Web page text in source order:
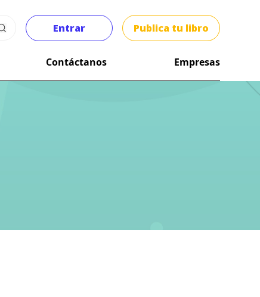
Entrar Publica tu libro
Contáctanos Empresas